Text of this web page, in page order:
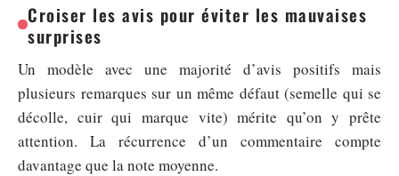
Croiser les avis pour éviter les mauvaises
surprises
Un modèle avec une majorité d’avis positifs mais
plusieurs remarques sur un même défaut (semelle qui se
décolle, cuir qui marque vite) mérite qu’on y prête
attention. La récurrence d’un commentaire compte
davantage que la note moyenne.